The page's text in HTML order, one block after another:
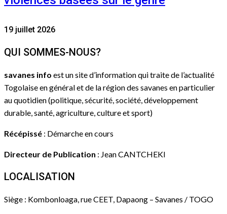
19 juillet 2026
QUI SOMMES-NOUS?
savanes info est un site d’information qui traite de l’actualité
Togolaise en général et de la région des savanes en particulier
au quotidien (politique, sécurité, société, développement
durable, santé, agriculture, culture et sport)
Récépissé : Démarche en cours
Directeur de Publication : Jean CANTCHEKI
LOCALISATION
Siège : Kombonloaga, rue CEET, Dapaong – Savanes / TOGO